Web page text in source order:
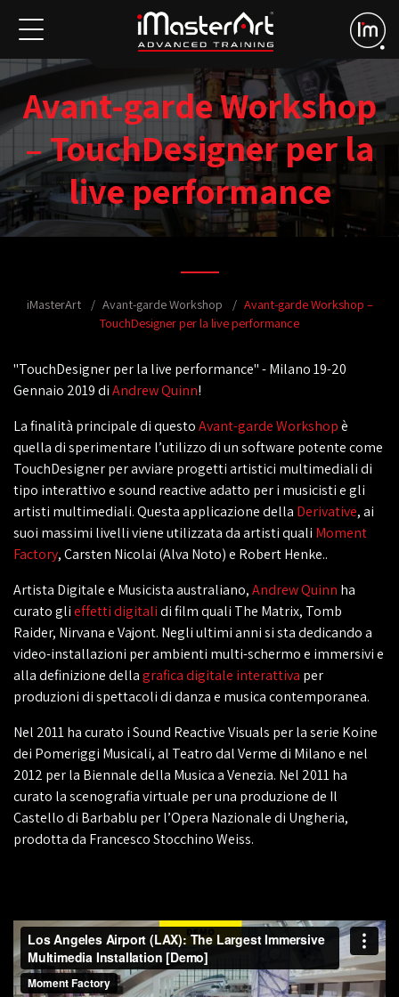
Avant-garde Workshop
– TouchDesigner per la
live performance
iMasterArt Avant-garde Workshop
Avant-garde Workshop –
TouchDesigner per la live performance
"TouchDesigner per la live performance" - Milano 19-20
Gennaio 2019 diAndrew Quinn!
La finalità principale di questoAvant-garde Workshopè
quella di sperimentare l’utilizzo di un software potente come
TouchDesigner per avviare progetti artistici multimediali di
tipo interattivo e sound reactive adatto per i musicisti e gli
artisti multimediali. Questa applicazione della Derivative, ai
suoi massimi livelli viene utilizzata da artisti quali Moment
Factory, Carsten Nicolai (Alva Noto) e Robert Henke..
Artista Digitale e Musicista australiano,Andrew Quinn ha
curato glieffetti digitalidi film quali The Matrix, Tomb
Raider, Nirvana e Vajont. Negli ultimi anni si sta dedicando a
video-installazioni per ambienti multi-schermo e immersivi e
alla definizione dellagrafica digitale interattiva per
produzioni di spettacoli di danza e musica contemporanea.
Nel 2011 ha curato i Sound Reactive Visuals per la serie Koine
dei Pomeriggi Musicali, al Teatro dal Verme di Milano e nel
2012 per la Biennale della Musica a Venezia. Nel 2011 ha
curato la scenografia virtuale per una produzione de Il
Castello di Barbablu per l’Opera Nazionale di Ungheria,
prodotta da Francesco Stocchino Weiss.